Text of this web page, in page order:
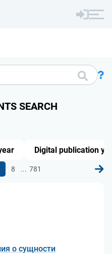
SEARCH
8 ... 781
о сущности
Digital publication